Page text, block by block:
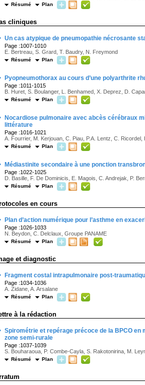
Résumé Plan
cliniques
Un cas atypique de pneumopathie nécrosante
Page :1007-1010
E. Bertreau, S. Grard, T. Baudry, N. Freymond
Résumé Plan
Pyopneumothorax au cours d’une polyarthrite
Page :1011-1015
B. Huret, S. Boulanger, L. Benhamed, X. Deprez, D.
Résumé Plan
Nocardiose pulmonaire avec abcès cérébraux
littérature
Page :1016-1021
A. Fourrier, M. Kerjouan, C. Piau, P.A. Lentz, C.
Résumé Plan
Médiastinite secondaire à une ponction
Page :1022-1025
D. Basille, F. De Dominicis, E. Magois, C. Andrejak, P.
Résumé Plan
en cours
Plan d’action numérique pour l’asthme en
Page :1026-1033
N. Beydon, C. Delclaux, Groupe PANAME
Résumé Plan
et diagnostic
Fragment costal intrapulmonaire post-
Page :1034-1036
A. Zidane, A. Arsalane
Résumé Plan
à la rédaction
Spirométrie et repérage précoce de la BPCO en
zone semi-rurale
Page :1037-1039
S. Bouharaoua, P. Combe-Cayla, S. Rakotonirina, M.
Résumé Plan